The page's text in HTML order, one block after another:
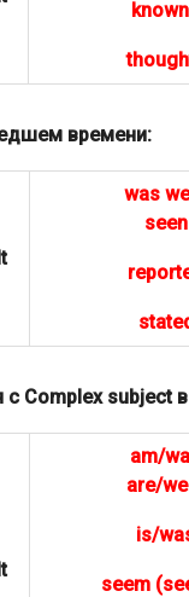
known
времени:
was
seen
с Сomplex
am/
are/
is/
seem